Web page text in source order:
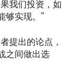
我们投资，如
够实现。”
提出的论点，
之间做出选